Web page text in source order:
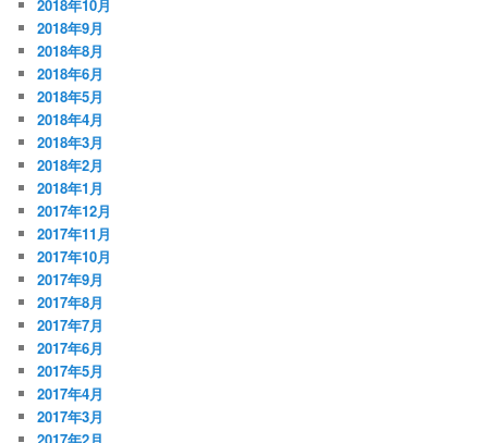
2018年10月
2018年9月
2018年8月
2018年6月
2018年5月
2018年4月
2018年3月
2018年2月
2018年1月
2017年12月
2017年11月
2017年10月
2017年9月
2017年8月
2017年7月
2017年6月
2017年5月
2017年4月
2017年3月
2017年2月